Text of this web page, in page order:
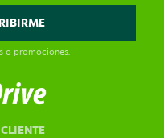
o promociones.